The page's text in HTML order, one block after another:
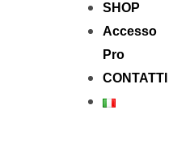
SHOP
Accesso
Pro
CONTATTI